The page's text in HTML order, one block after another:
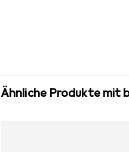
Ähnliche Produkte mit